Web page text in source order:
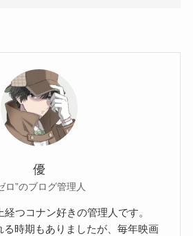
優
ロ”のブログ管理人
つコナン好きの管理人です。
る時期もありましたが、毎年映画